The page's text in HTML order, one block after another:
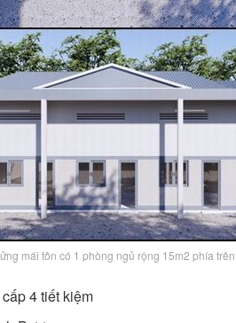
mái tôn có 1 phòng ngủ rộng 15m2 phía
4 tiết kiệm